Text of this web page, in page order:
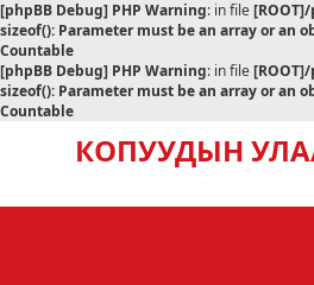
[phpBB Debug] PHP Warning: in file
sizeof(): Parameter must be an array or an
Countable
[phpBB Debug] PHP Warning: in file
sizeof(): Parameter must be an array or an
Countable
КОПУУДЫН